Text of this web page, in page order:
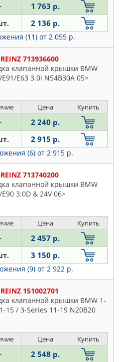
1 763 р.
2 136 р.
(11) от 2 055 р.
713936600
клапанной крышки BMW
E91/E63 3.0i N54B30A 05>
Цена Купить
2 240 р.
2 915 р.
(6) от 2 915 р.
713740200
клапанной крышки BMW
E90 3.0D & 24V 06>
Цена Купить
2 457 р.
3 150 р.
(9) от 2 922 р.
151002701
клапанной крышки BMW 1-
15 / 3-Series 11-19 N20B20
Цена Купить
2 548 р.